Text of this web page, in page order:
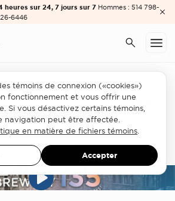
heures sur 24, 7 jours sur 7 Hommes : 514 798-
6446
pour le voir | 135
ans
4 NOVEMBRE 2024
témoins de connexion («cookies»)
fonctionnement et vous offrir une
Si vous désactivez certains témoins,
navigation peut être affectée.
en matière de fichiers témoins
Accepter